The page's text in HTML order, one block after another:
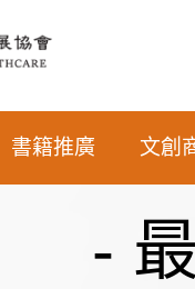
書籍推廣 文創
-